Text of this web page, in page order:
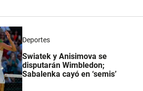
Deportes
Swiatek y Anisimova se
disputarán Wimbledon;
Sabalenka cayó en ‘semis’